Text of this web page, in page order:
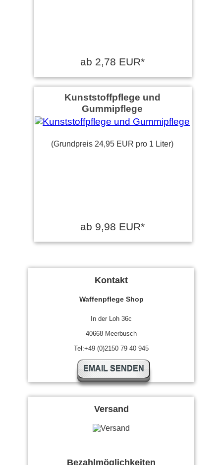
ab 2,78 EUR*
Kunststoffpflege und
Gummipflege
(Grundpreis 24,95 EUR pro 1 Liter)
ab 9,98 EUR*
Kontakt
Waffenpflege Shop
In der Loh 36c
40668 Meerbusch
Tel:+49 (0)2150 79 40 945
EMAIL SENDEN
Versand
Bezahlmöglichkeiten